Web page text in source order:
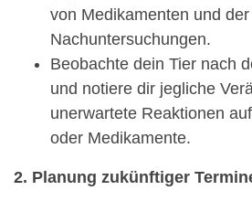
von Medikamenten und
Nachuntersuchungen.
Beobachte dein Tier nach
und notiere dir jegliche
unerwartete Reaktionen
oder Medikamente.
2. Planung zukünftiger